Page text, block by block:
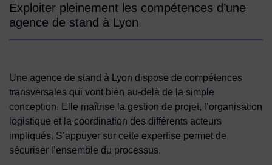
Exploiter pleinement les compétences d’une
agence de stand à Lyon
Une agence de stand à Lyon dispose de compétences
transversales qui vont bien au-delà de la simple
conception. Elle maîtrise la gestion de projet, l’organisation
logistique et la coordination des différents acteurs
impliqués. S’appuyer sur cette expertise permet de
sécuriser l’ensemble du processus.